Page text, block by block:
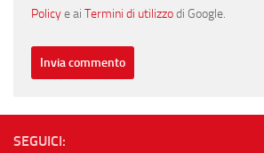
Policye ai Termini di utilizzodi Google.
SEGUICI: